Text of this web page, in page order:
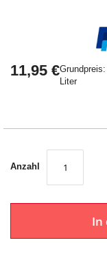
11,95 €
Liter
Anzahl
In
der
Bildergalerie